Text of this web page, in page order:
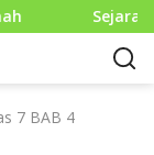
Sejarah
7 BAB 4